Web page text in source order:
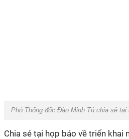
Phó Thống đốc Đào Minh Tú chia sẻ
Chia sẻ tại họp báo về triển khai